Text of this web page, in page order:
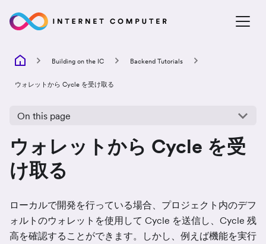
Building on the IC Backend Tutorials
ウォレットから Cycle を受け取る
On this page
ウォレットから Cycle を受
け取る
ローカルで開発を行っている場合、プロジェクト内のデフ
ォルトのウォレットを使用して Cycle を送信し、Cycle 残
高を確認することができます。しかし、例えば機能を実行